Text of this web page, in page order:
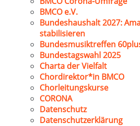
BMCO e.V.
Bundeshaushalt 2027:
stabilisieren
Bundesmusiktreffen
Bundestagswahl 2025
Charta der Vielfalt
Chordirektor*in BMCO
Chorleitungskurse
CORONA
Datenschutz
Datenschutzerklärung